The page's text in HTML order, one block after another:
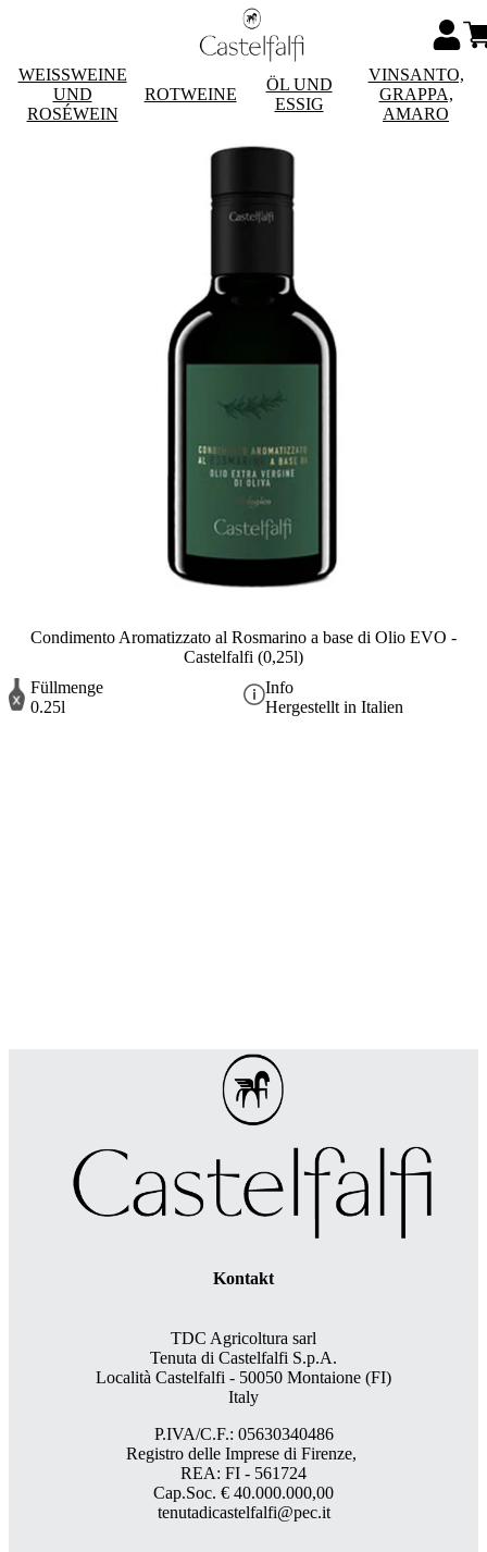
WEISSWEINE
UND
ROSÉWEIN
ROTWEINE
ÖL UND
ESSIG
VINSANTO,
GRAPPA,
AMARO
Condimento Aromatizzato al Rosmarino a base di Olio EVO -
Castelfalfi (0,25l)
Füllmenge
0.25l
Info
Hergestellt in Italien
Kontakt
TDC Agricoltura sarl
Tenuta di Castelfalfi S.p.A.
Località Castelfalfi - 50050 Montaione (FI)
Italy
P.IVA/C.F.: 05630340486
Registro delle Imprese di Firenze,
REA: FI - 561724
Cap.Soc. € 40.000.000,00
tenutadicastelfalfi@pec.it